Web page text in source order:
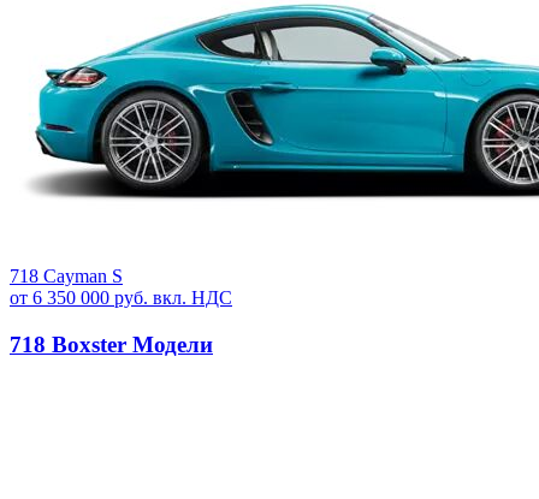
718 Cayman S
от 6 350 000 руб. вкл. НДС
718 Boxster Модели